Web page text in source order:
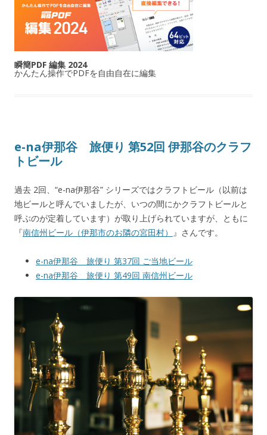
瞬簡PDF 編集 2024
かんたん操作でPDFを自由自在に編集
e-na伊那谷 旅便り 第52回 伊那谷のクラフ
トビール
過去 2回、“e-na伊那谷” シリーズではクラフトビール（以前は
地ビールと呼んでいましたが、いつの間にかクラフトビールと
呼ぶのが定着しています）が取り上げられていますが、ともに
『南信州ビール（伊那市のお隣の宮田村） 』さんです。
e-na伊那谷 旅便り 第37回 ご当地ビール
e-na伊那谷 旅便り 第49回 南信州ビール